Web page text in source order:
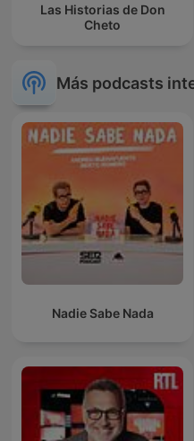
Las Historias de Don
Cheto
Más podcasts
Nadie Sabe Nada